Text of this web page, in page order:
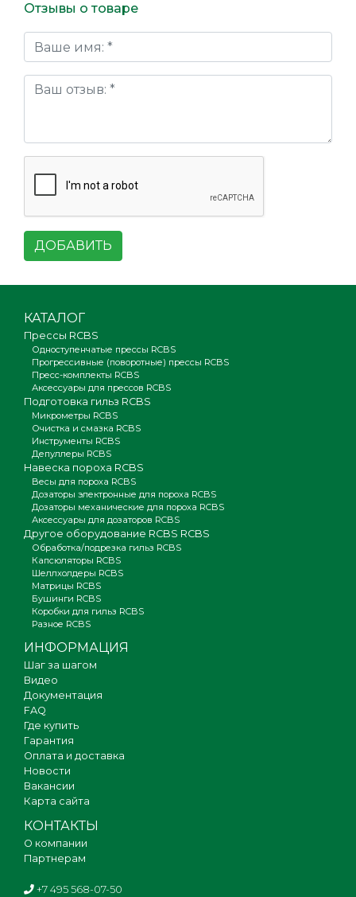
Отзывы о товаре
ДОБАВИТЬ
КАТАЛОГ
Прессы RCBS
Одноступенчатые прессы RCBS
Прогрессивные (поворотные) прессы RCBS
Пресс-комплекты RCBS
Аксессуары для прессов RCBS
Подготовка гильз RCBS
Микрометры RCBS
Очистка и смазка RCBS
Инструменты RCBS
Депуллеры RCBS
Навеска пороха RCBS
Весы для пороха RCBS
Дозаторы электронные для пороха RCBS
Дозаторы механические для пороха RCBS
Аксессуары для дозаторов RCBS
Другое оборудование RCBS RCBS
Обработка/подрезка гильз RCBS
Капсюляторы RCBS
Шеллхолдеры RCBS
Матрицы RCBS
Бушинги RCBS
Коробки для гильз RCBS
Разное RCBS
ИНФОРМАЦИЯ
Шаг за шагом
Видео
Документация
FAQ
Где купить
Гарантия
Оплата и доставка
Новости
Вакансии
Карта сайта
КОНТАКТЫ
О компании
Партнерам
+7 495 568-07-50